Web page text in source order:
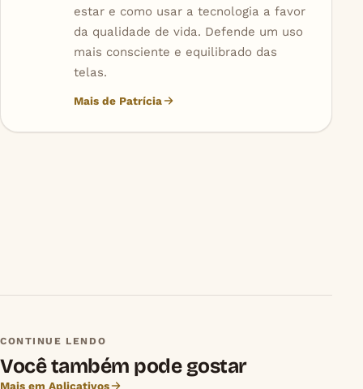
estar e como usar a tecnologia a favor
da qualidade de vida. Defende um uso
mais consciente e equilibrado das
telas.
Mais de Patrícia
CONTINUE LENDO
Você também pode gostar
Mais em Aplicativos